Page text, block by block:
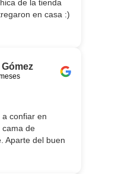
de la tienda
en casa :)
un encanto y
y fácil
que lo
Gómez
a confiar en
cama de
Aparte del buen
las